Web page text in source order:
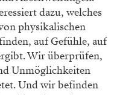
dazu, welches
physikalischen
auf Gefühle, auf
Wir überprüfen,
Unmöglichkeiten
Und wir befinden